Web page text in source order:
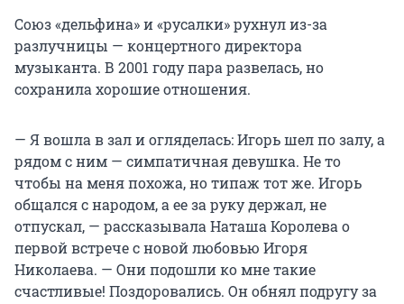
Союз «дельфина» и «русалки» рухнул из-за
разлучницы — концертного директора
музыканта. В 2001 году пара развелась, но
сохранила хорошие отношения.
— Я вошла в зал и огляделась: Игорь шел по залу, а
рядом с ним — симпатичная девушка. Не то
чтобы на меня похожа, но типаж тот же. Игорь
общался с народом, а ее за руку держал, не
отпускал, — рассказывала Наташа Королева о
первой встрече с новой любовью Игоря
Николаева. — Они подошли ко мне такие
счастливые! Поздоровались. Он обнял подругу за